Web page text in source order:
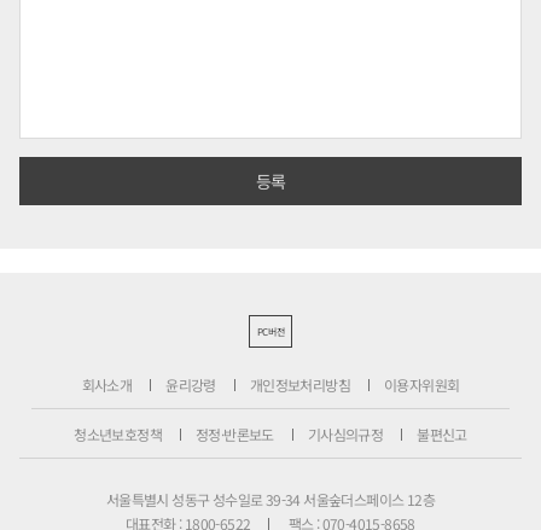
PC버전
회사소개 윤리강령 개인정보처리방침 이용자위원회
청소년보호정책 정정·반론보도 기사심의규정 불편신고
서울특별시 성동구 성수일로 39-34 서울숲더스페이스 12층
대표전화 : 1800-6522
팩스 : 070-4015-8658